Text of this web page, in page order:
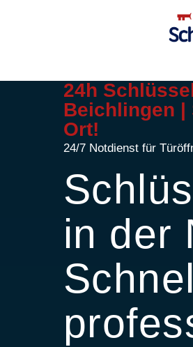
24h
Beichlingen
Ort!
24/7 Notdienst für
in der